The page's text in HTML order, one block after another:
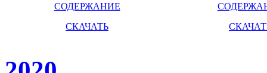
СОДЕРЖАНИЕ
СКАЧАТЬ